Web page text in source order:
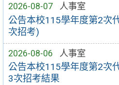
2026-08-07 人事室
公告本校115學年度第2次
次招考)
2026-08-06 人事室
公告本校115學年度第2次
3次招考結果